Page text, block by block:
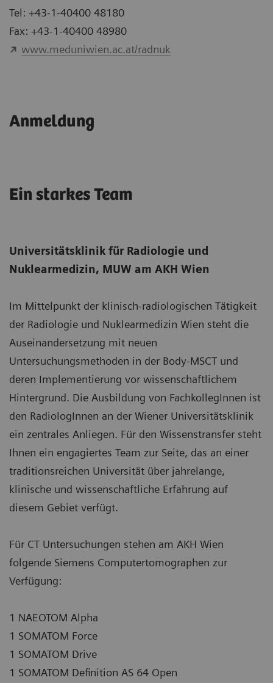
Tel: +43-1-40400 48180
Fax: +43-1-40400 48980
www.meduniwien.ac.at/radnuk
Anmeldung
Ein starkes Team
Universitätsklinik für Radiologie und
Nuklearmedizin, MUW am AKH Wien
Im Mittelpunkt der klinisch-radiologischen Tätigkeit
der Radiologie und Nuklearmedizin Wien steht die
Auseinandersetzung mit neuen
Untersuchungsmethoden in der Body-MSCT und
deren Implementierung vor wissenschaftlichem
Hintergrund. Die Ausbildung von FachkollegInnen ist
den RadiologInnen an der Wiener Universitätsklinik
ein zentrales Anliegen. Für den Wissenstransfer steht
Ihnen ein engagiertes Team zur Seite, das an einer
traditionsreichen Universität über jahrelange,
klinische und wissenschaftliche Erfahrung auf
diesem Gebiet verfügt.
Für CT Untersuchungen stehen am AKH Wien
folgende Siemens Computertomographen zur
Verfügung:
1 NAEOTOM Alpha
1 SOMATOM Force
1 SOMATOM Drive
1 SOMATOM Definition AS 64 Open